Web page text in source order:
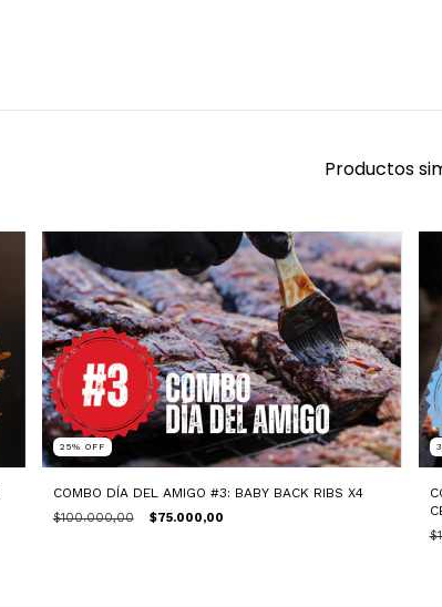
Productos
25% OFF
COMBO DÍA DEL AMIGO #3: BABY BACK RIBS X4
$100.000,00 $75.000,00